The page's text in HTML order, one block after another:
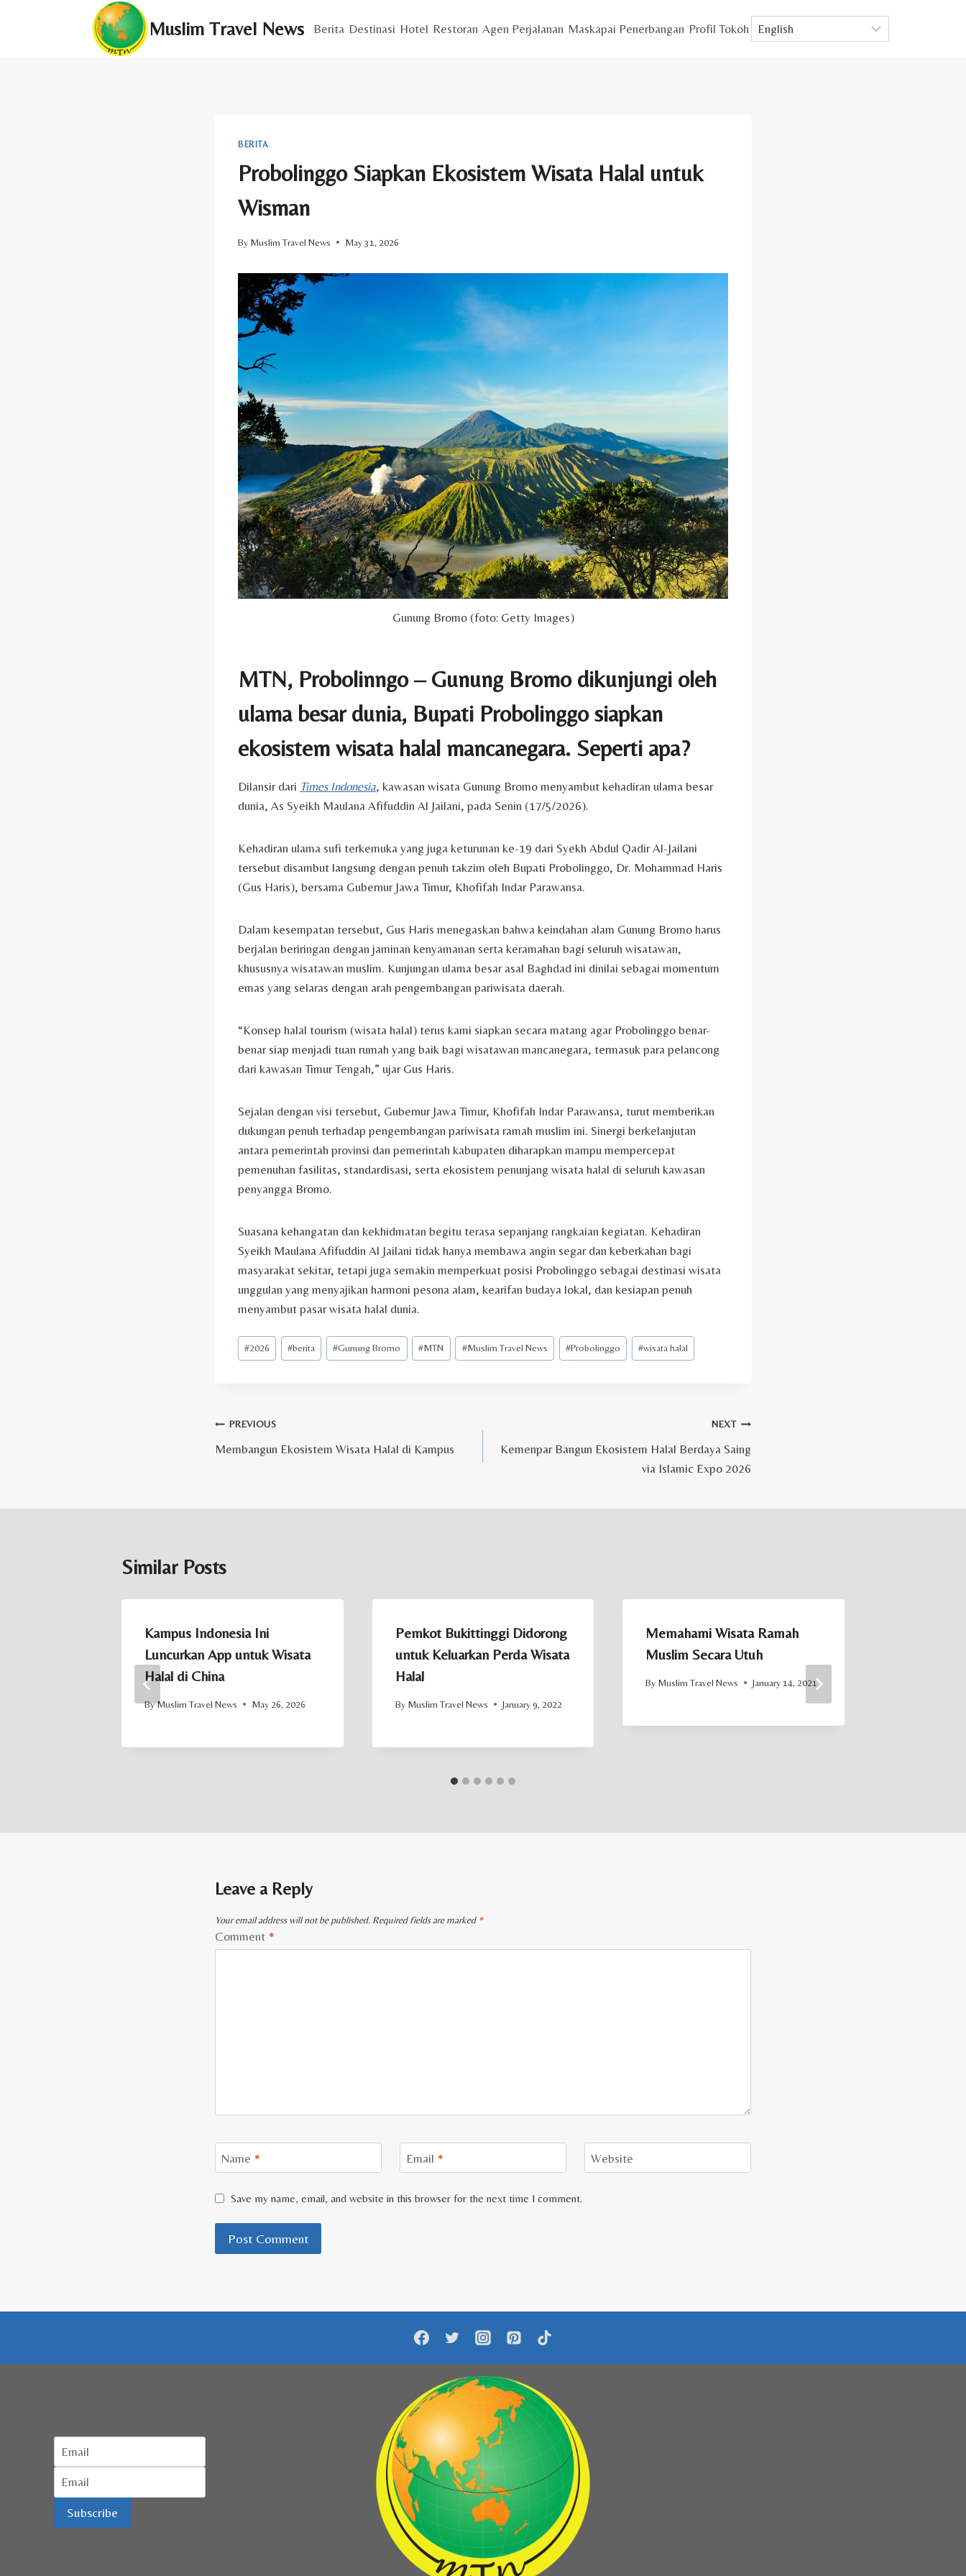
Muslim Travel News Berita Destinasi Hotel Restoran Agen Perjalanan Maskapai Penerbangan Profil Tokoh
BERITA
Probolinggo Siapkan Ekosistem Wisata Halal untuk
Wisman
By Muslim Travel News May 31, 2026
Gunung Bromo (foto: Getty Images)
MTN, Probolinngo – Gunung Bromo dikunjungi oleh
ulama besar dunia, Bupati Probolinggo siapkan
ekosistem wisata halal mancanegara. Seperti apa?
Dilansir dari Times Indonesia, kawasan wisata Gunung Bromo menyambut kehadiran ulama besar
dunia, As Syeikh Maulana Afifuddin Al Jailani, pada Senin (17/5/2026).
Kehadiran ulama sufi terkemuka yang juga keturunan ke-19 dari Syekh Abdul Qadir Al-Jailani
tersebut disambut langsung dengan penuh takzim oleh Bupati Probolinggo, Dr. Mohammad Haris
(Gus Haris), bersama Gubernur Jawa Timur, Khofifah Indar Parawansa.
Dalam kesempatan tersebut, Gus Haris menegaskan bahwa keindahan alam Gunung Bromo harus
berjalan beriringan dengan jaminan kenyamanan serta keramahan bagi seluruh wisatawan,
khususnya wisatawan muslim. Kunjungan ulama besar asal Baghdad ini dinilai sebagai momentum
emas yang selaras dengan arah pengembangan pariwisata daerah.
“Konsep halal tourism (wisata halal) terus kami siapkan secara matang agar Probolinggo benar-
benar siap menjadi tuan rumah yang baik bagi wisatawan mancanegara, termasuk para pelancong
dari kawasan Timur Tengah,” ujar Gus Haris.
Sejalan dengan visi tersebut, Gubernur Jawa Timur, Khofifah Indar Parawansa, turut memberikan
dukungan penuh terhadap pengembangan pariwisata ramah muslim ini. Sinergi berkelanjutan
antara pemerintah provinsi dan pemerintah kabupaten diharapkan mampu mempercepat
pemenuhan fasilitas, standardisasi, serta ekosistem penunjang wisata halal di seluruh kawasan
penyangga Bromo.
Suasana kehangatan dan kekhidmatan begitu terasa sepanjang rangkaian kegiatan. Kehadiran
Syeikh Maulana Afifuddin Al Jailani tidak hanya membawa angin segar dan keberkahan bagi
masyarakat sekitar, tetapi juga semakin memperkuat posisi Probolinggo sebagai destinasi wisata
unggulan yang menyajikan harmoni pesona alam, kearifan budaya lokal, dan kesiapan penuh
menyambut pasar wisata halal dunia.
Post
Tags:
#2026 #berita #Gunung Bromo #MTN #Muslim Travel News #Probolinggo #wisata halal
Post
navigation
PREVIOUS
Membangun Ekosistem Wisata Halal di Kampus
NEXT
Kemenpar Bangun Ekosistem Halal Berdaya Saing
via Islamic Expo 2026
Similar Posts
Kampus Indonesia Ini
Luncurkan App untuk Wisata
Halal di China
ByMuslim Travel News May 26, 2026
Pemkot Bukittinggi Didorong
untuk Keluarkan Perda Wisata
Halal
By Muslim Travel News January 9, 2022
Memahami Wisata Ramah
Muslim Secara Utuh
By Muslim Travel News January 14, 2021
Leave a Reply
Your email address will not be published. Required fields are marked *
Comment *
Name * Email * Website
Save my name, email, and website in this browser for the next time I comment.
Subscribe